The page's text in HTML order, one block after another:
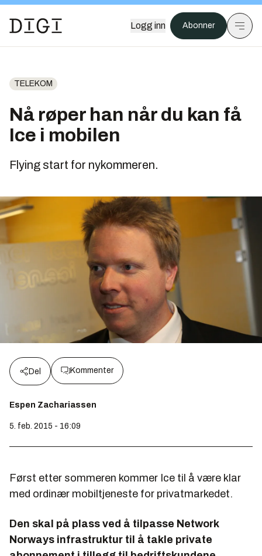
Logg inn Abonner
TELEKOM
Nå røper han når du kan få
Ice i mobilen
Flying start for nykommeren.
Del Kommenter
Espen Zachariassen
5. feb. 2015 - 16:09
Først etter sommeren kommer Ice til å være klar
med ordinær mobiltjeneste for privatmarkedet.
Den skal på plass ved å tilpasse Network
Norways infrastruktur til å takle private